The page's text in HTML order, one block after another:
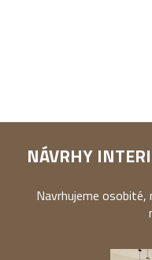
NÁVRHY
Navrhujeme osobité,